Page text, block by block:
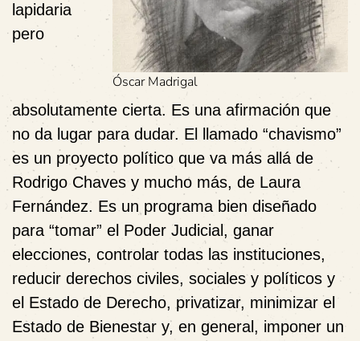
Óscar Madrigal
lapidaria
pero
absolutamente cierta. Es una afirmación que
no da lugar para dudar. El llamado “chavismo”
es un proyecto político que va más allá de
Rodrigo Chaves y mucho más, de Laura
Fernández. Es un programa bien diseñado
para “tomar” el Poder Judicial, ganar
elecciones, controlar todas las instituciones,
reducir derechos civiles, sociales y políticos y
el Estado de Derecho, privatizar, minimizar el
Estado de Bienestar y, en general, imponer un